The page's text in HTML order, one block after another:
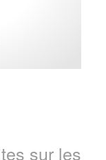
sur les